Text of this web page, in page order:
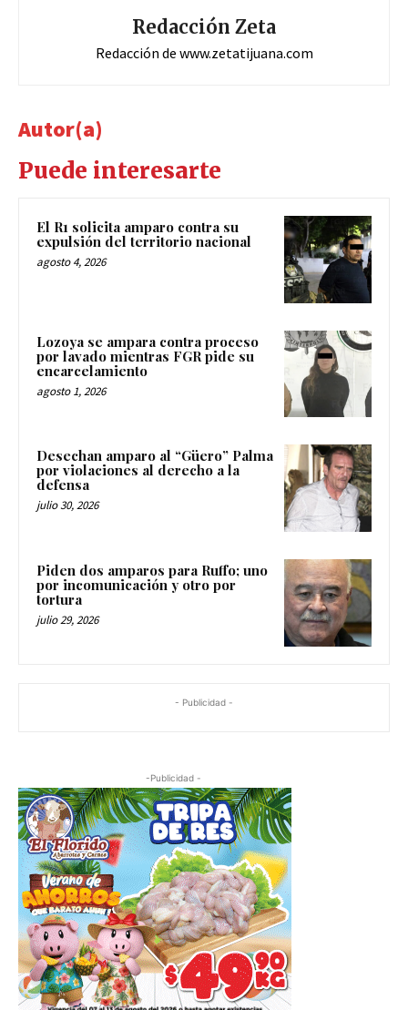
Redacción Zeta
Redacción de www.zetatijuana.com
Autor(a)
Puede interesarte
El R1 solicita amparo contra su
expulsión del territorio nacional
agosto 4, 2026
Lozoya se ampara contra proceso
por lavado mientras FGR pide su
encarcelamiento
agosto 1, 2026
Desechan amparo al “Güero” Palma
por violaciones al derecho a la
defensa
julio 30, 2026
Piden dos amparos para Ruffo; uno
por incomunicación y otro por
tortura
julio 29, 2026
- Publicidad -
-Publicidad -